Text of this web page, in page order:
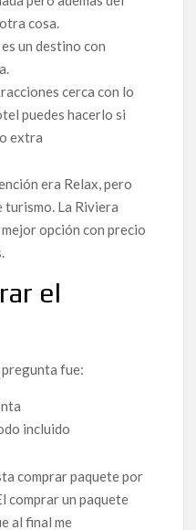
cosa.
un destino con
cerca con lo
puedes hacerlo si
extra
era Relax, pero
turismo. La Riviera
opción con precio
el
fue:
incluido
comprar paquete por
comprar un paquete
al final me